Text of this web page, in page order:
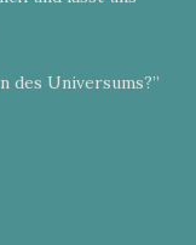
des Universums?”